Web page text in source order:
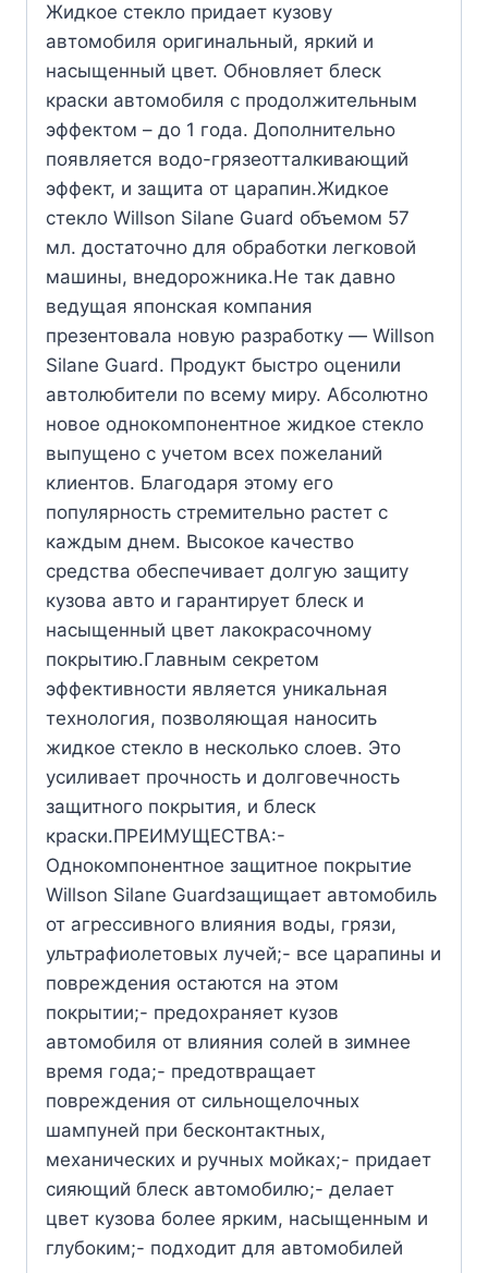
Жидкое стекло придает кузову
автомобиля оригинальный, яркий и
насыщенный цвет. Обновляет блеск
краски автомобиля с продолжительным
эффектом – до 1 года. Дополнительно
появляется водо-грязеотталкивающий
эффект, и защита от царапин.Жидкое
стекло Willson Silane Guard объемом 57
мл. достаточно для обработки легковой
машины, внедорожника.Не так давно
ведущая японская компания
презентовала новую разработку — Willson
Silane Guard. Продукт быстро оценили
автолюбители по всему миру. Абсолютно
новое однокомпонентное жидкое стекло
выпущено с учетом всех пожеланий
клиентов. Благодаря этому его
популярность стремительно растет с
каждым днем. Высокое качество
средства обеспечивает долгую защиту
кузова авто и гарантирует блеск и
насыщенный цвет лакокрасочному
покрытию.Главным секретом
эффективности является уникальная
технология, позволяющая наносить
жидкое стекло в несколько слоев. Это
усиливает прочность и долговечность
защитного покрытия, и блеск
краски.ПРЕИМУЩЕСТВА:-
Однокомпонентное защитное покрытие
Willson Silane Guardзащищает автомобиль
от агрессивного влияния воды, грязи,
ультрафиолетовых лучей;- все царапины и
повреждения остаются на этом
покрытии;- предохраняет кузов
автомобиля от влияния солей в зимнее
время года;- предотвращает
повреждения от сильнощелочных
шампуней при бесконтактных,
механических и ручных мойках;- придает
сияющий блеск автомобилю;- делает
цвет кузова более ярким, насыщенным и
глубоким;- подходит для автомобилей